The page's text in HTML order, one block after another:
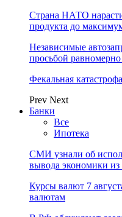
Страна НАТО
продукта до
Независимые
просьбой
Фекальная
Prev Next
Банки
Все
Ипотека
СМИ узнали об
вывода экономики из
Курсы валют 7
валютам